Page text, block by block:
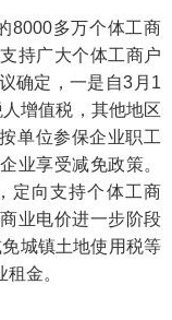
8000多万个体工商
持广大个体工商户
确定，一是自3月1
增值税，其他地区
单位参保企业职工
业享受减免政策。
定向支持个体工商
业电价进一步阶段
城镇土地使用税等
金。